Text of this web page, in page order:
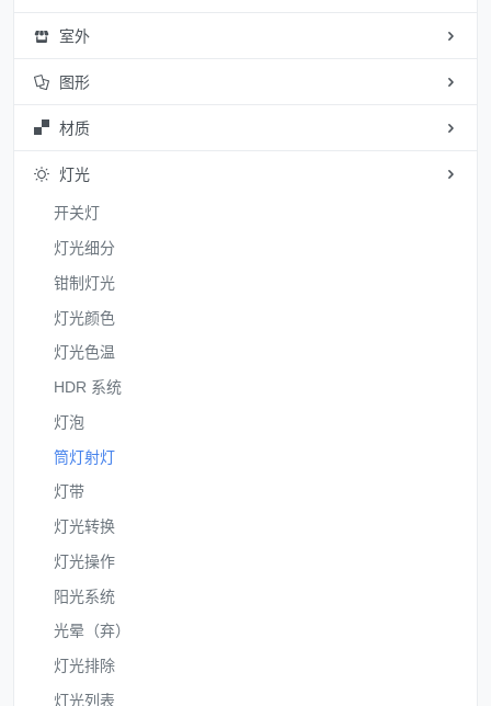
室外
图形
材质
灯光
开关灯
灯光细分
钳制灯光
灯光颜色
灯光色温
HDR 系统
灯泡
筒灯射灯
灯带
灯光转换
灯光操作
阳光系统
光晕（弃）
灯光排除
灯光列表